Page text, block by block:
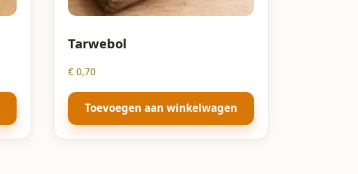
Tarwebol
€ 0,70
Toevoegen aan winkelwagen